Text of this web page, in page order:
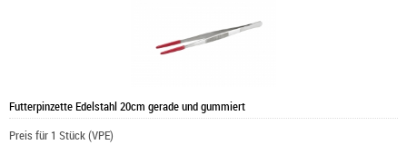
Futterpinzette Edelstahl 20cm gerade und gummiert
Preis für 1 Stück (VPE)